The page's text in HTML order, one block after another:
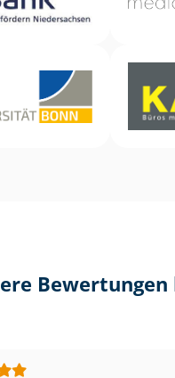
Bewertungen